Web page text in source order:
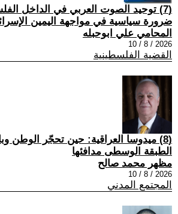
(7) توحيد الصوت العربي في الداخل
ضرورة سياسية في مواجهة اليمين
المحامي علي ابوحبله
2026 / 8 / 10
القضية الفلسطينية
(8) ميدوسا العراقية: حين تحجّر الوطن
الطبقة الوسطى مدافئها
مظهر محمد صالح
2026 / 8 / 10
المجتمع المدني